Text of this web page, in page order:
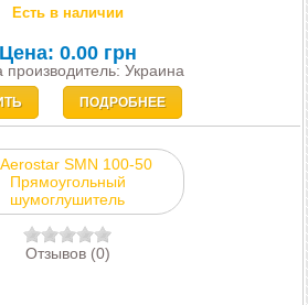
Есть в наличии
Цена: 0.00 грн
производитель: Украина
ПОДРОБНЕЕ
Отзывов (0)